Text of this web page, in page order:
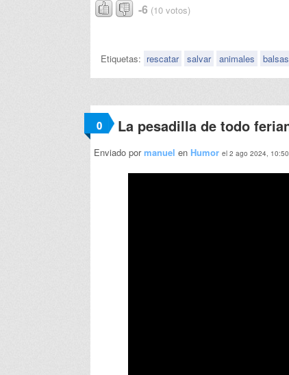
-6 (10 votos)
Etiquetas: rescatar salvar animales balsas
0 La pesadilla de todo
Enviado pormanuel en Humor el 2 ago 2024, 10:50